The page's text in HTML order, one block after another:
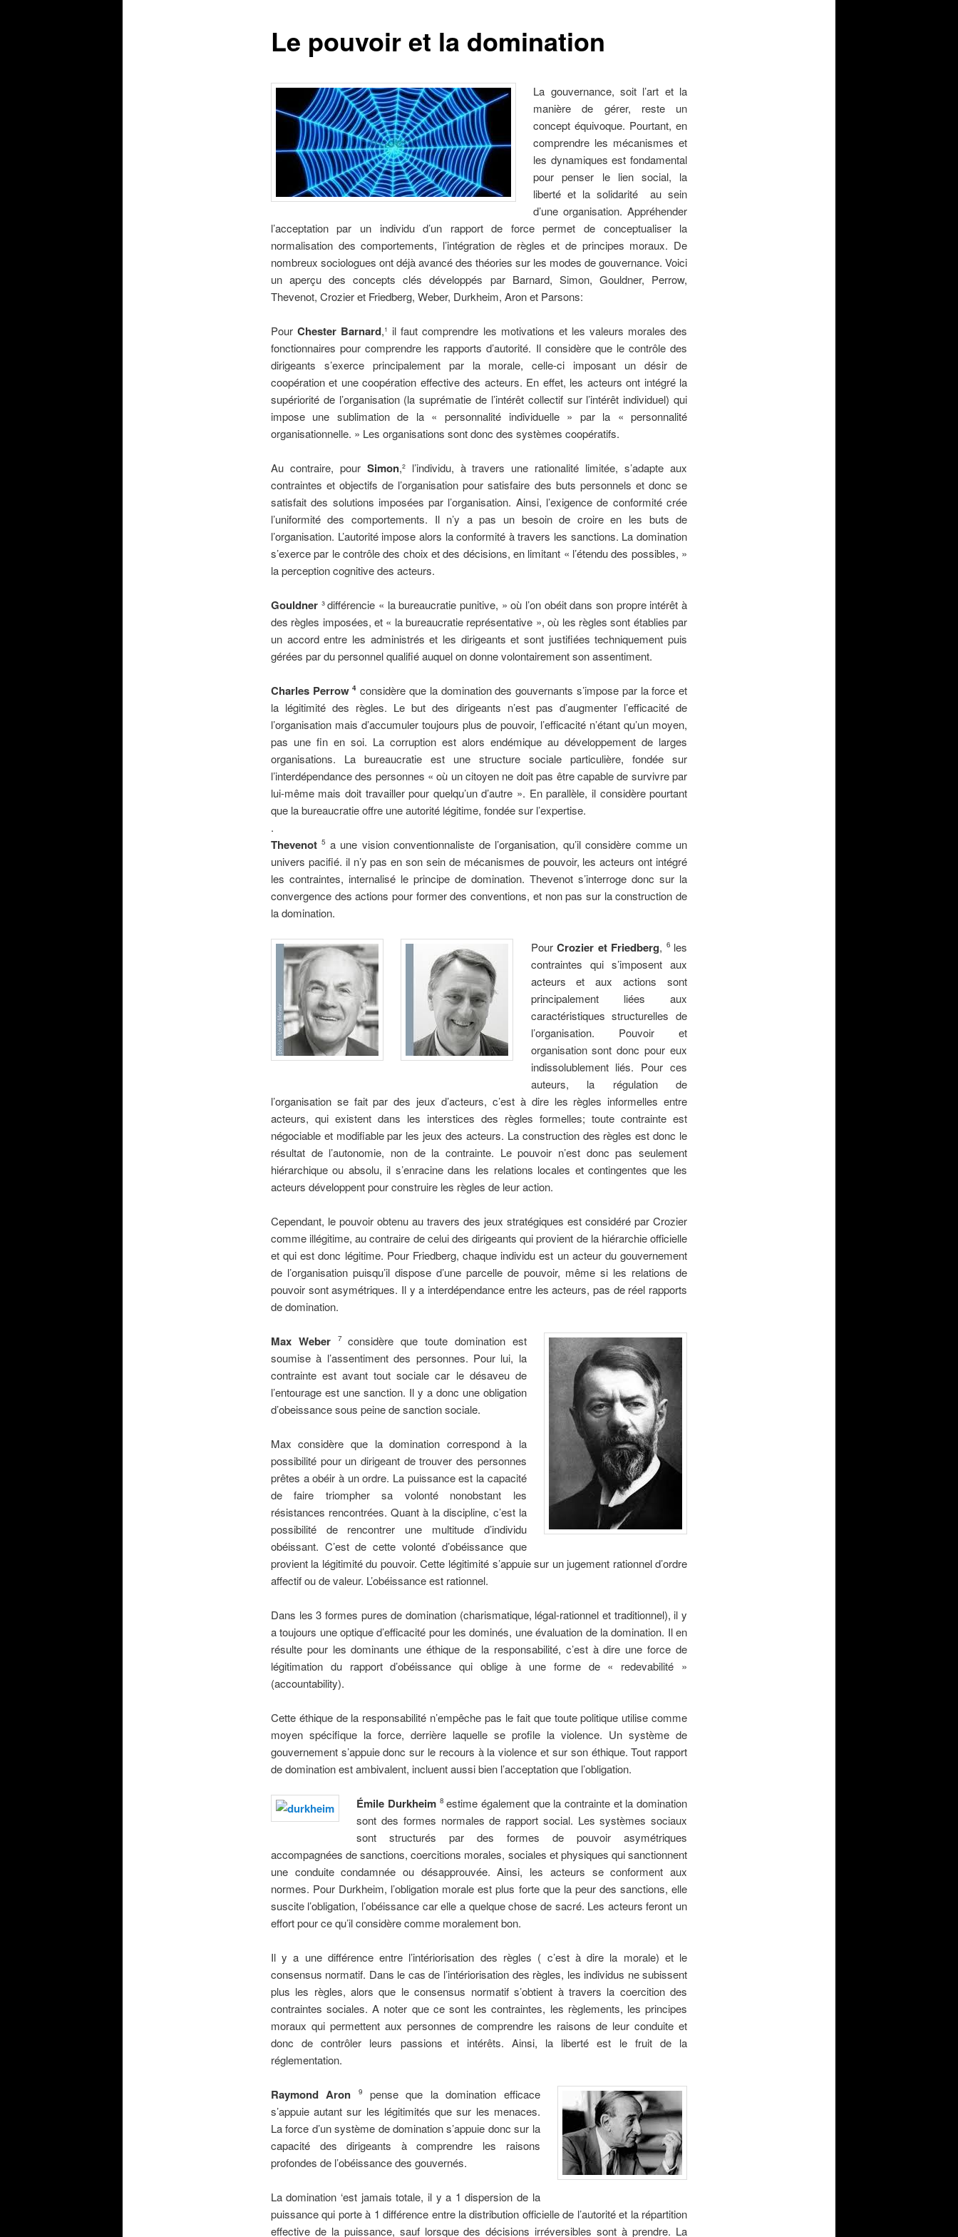
Le pouvoir et la domination
La gouvernance, soit l’art et la
manière de gérer, reste un
concept équivoque. Pourtant, en
comprendre les mécanismes et
les dynamiques est fondamental
pour penser le lien social, la
liberté et la solidarité au sein
d’une organisation. Appréhender
l’acceptation par un individu d’un rapport de force permet de conceptualiser la
normalisation des comportements, l’intégration de règles et de principes moraux. De
nombreux sociologues ont déjà avancé des théories sur les modes de gouvernance. Voici
un aperçu des concepts clés développés par Barnard, Simon, Gouldner, Perrow,
Thevenot, Crozier et Friedberg, Weber, Durkheim, Aron et Parsons:
Pour Chester Barnard,¹ il faut comprendre les motivations et les valeurs morales des
fonctionnaires pour comprendre les rapports d’autorité. Il considère que le contrôle des
dirigeants s’exerce principalement par la morale, celle-ci imposant un désir de
coopération et une coopération effective des acteurs. En effet, les acteurs ont intégré la
supériorité de l’organisation (la suprématie de l’intérêt collectif sur l’intérêt individuel) qui
impose une sublimation de la « personnalité individuelle » par la « personnalité
organisationnelle. » Les organisations sont donc des systèmes coopératifs.
Au contraire, pour Simon,² l’individu, à travers une rationalité limitée, s’adapte aux
contraintes et objectifs de l’organisation pour satisfaire des buts personnels et donc se
satisfait des solutions imposées par l’organisation. Ainsi, l’exigence de conformité crée
l’uniformité des comportements. Il n’y a pas un besoin de croire en les buts de
l’organisation. L’autorité impose alors la conformité à travers les sanctions. La domination
s’exerce par le contrôle des choix et des décisions, en limitant « l’étendu des possibles, »
la perception cognitive des acteurs.
Gouldner³différencie « la bureaucratie punitive, » où l’on obéit dans son propre intérêt à
des règles imposées, et « la bureaucratie représentative », où les règles sont établies par
un accord entre les administrés et les dirigeants et sont justifiées techniquement puis
gérées par du personnel qualifié auquel on donne volontairement son assentiment.
Charles Perrow4 considère que la domination des gouvernants s’impose par la force et
la légitimité des règles. Le but des dirigeants n’est pas d’augmenter l’efficacité de
l’organisation mais d’accumuler toujours plus de pouvoir, l’efficacité n’étant qu’un moyen,
pas une fin en soi. La corruption est alors endémique au développement de larges
organisations. La bureaucratie est une structure sociale particulière, fondée sur
l’interdépendance des personnes « où un citoyen ne doit pas être capable de survivre par
lui-même mais doit travailler pour quelqu’un d’autre ». En parallèle, il considère pourtant
que la bureaucratie offre une autorité légitime, fondée sur l’expertise.
.
Thevenot5 a une vision conventionnaliste de l’organisation, qu’il considère comme un
univers pacifié. il n’y pas en son sein de mécanismes de pouvoir, les acteurs ont intégré
les contraintes, internalisé le principe de domination. Thevenot s’interroge donc sur la
convergence des actions pour former des conventions, et non pas sur la construction de
la domination.
PourCrozier et Friedberg, 6 les
contraintes qui s’imposent aux
acteurs et aux actions sont
principalement liées aux
caractéristiques structurelles de
l’organisation. Pouvoir et
organisation sont donc pour eux
indissolublement liés. Pour ces
auteurs, la régulation de
l’organisation se fait par des jeux d’acteurs, c’est à dire les règles informelles entre
acteurs, qui existent dans les interstices des règles formelles; toute contrainte est
négociable et modifiable par les jeux des acteurs. La construction des règles est donc le
résultat de l’autonomie, non de la contrainte. Le pouvoir n’est donc pas seulement
hiérarchique ou absolu, il s’enracine dans les relations locales et contingentes que les
acteurs développent pour construire les règles de leur action.
Cependant, le pouvoir obtenu au travers des jeux stratégiques est considéré par Crozier
comme illégitime, au contraire de celui des dirigeants qui provient de la hiérarchie officielle
et qui est donc légitime. Pour Friedberg, chaque individu est un acteur du gouvernement
de l’organisation puisqu’il dispose d’une parcelle de pouvoir, même si les relations de
pouvoir sont asymétriques. Il y a interdépendance entre les acteurs, pas de réel rapports
de domination.
Max Weber 7 considère que toute domination est
soumise à l’assentiment des personnes. Pour lui, la
contrainte est avant tout sociale car le désaveu de
l’entourage est une sanction. Il y a donc une obligation
d’obeissance sous peine de sanction sociale.
Max considère que la domination correspond à la
possibilité pour un dirigeant de trouver des personnes
prêtes a obéir à un ordre. La puissance est la capacité
de faire triompher sa volonté nonobstant les
résistances rencontrées. Quant à la discipline, c’est la
possibilité de rencontrer une multitude d’individu
obéissant. C’est de cette volonté d’obéissance que
provient la légitimité du pouvoir. Cette légitimité s’appuie sur un jugement rationnel d’ordre
affectif ou de valeur. L’obéissance est rationnel.
Dans les 3 formes pures de domination (charismatique, légal-rationnel et traditionnel), il y
a toujours une optique d’efficacité pour les dominés, une évaluation de la domination. Il en
résulte pour les dominants une éthique de la responsabilité, c’est à dire une force de
légitimation du rapport d’obéissance qui oblige à une forme de « redevabilité »
(accountability).
Cette éthique de la responsabilité n’empêche pas le fait que toute politique utilise comme
moyen spécifique la force, derrière laquelle se profile la violence. Un système de
gouvernement s’appuie donc sur le recours à la violence et sur son éthique. Tout rapport
de domination est ambivalent, incluent aussi bien l’acceptation que l’obligation.
Émile Durkheim 8 estime également que la contrainte et la domination
sont des formes normales de rapport social. Les systèmes sociaux
sont structurés par des formes de pouvoir asymétriques
accompagnées de sanctions, coercitions morales, sociales et physiques qui sanctionnent
une conduite condamnée ou désapprouvée. Ainsi, les acteurs se conforment aux
normes. Pour Durkheim, l’obligation morale est plus forte que la peur des sanctions, elle
suscite l’obligation, l’obéissance car elle a quelque chose de sacré. Les acteurs feront un
effort pour ce qu’il considère comme moralement bon.
Il y a une différence entre l’intériorisation des règles ( c’est à dire la morale) et le
consensus normatif. Dans le cas de l’intériorisation des règles, les individus ne subissent
plus les règles, alors que le consensus normatif s’obtient à travers la coercition des
contraintes sociales. A noter que ce sont les contraintes, les règlements, les principes
moraux qui permettent aux personnes de comprendre les raisons de leur conduite et
donc de contrôler leurs passions et intérêts. Ainsi, la liberté est le fruit de la
réglementation.
Raymond Aron 9 pense que la domination efficace
s’appuie autant sur les légitimités que sur les menaces.
La force d’un système de domination s’appuie donc sur la
capacité des dirigeants à comprendre les raisons
profondes de l’obéissance des gouvernés.
La domination ‘est jamais totale, il y a 1 dispersion de la
puissance qui porte à 1 différence entre la distribution officielle de l’autorité et la répartition
effective de la puissance, sauf lorsque des décisions irréversibles sont à prendre. La